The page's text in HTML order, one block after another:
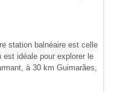
station balnéaire est celle
idéale pour explorer le
à 30 km Guimarães,